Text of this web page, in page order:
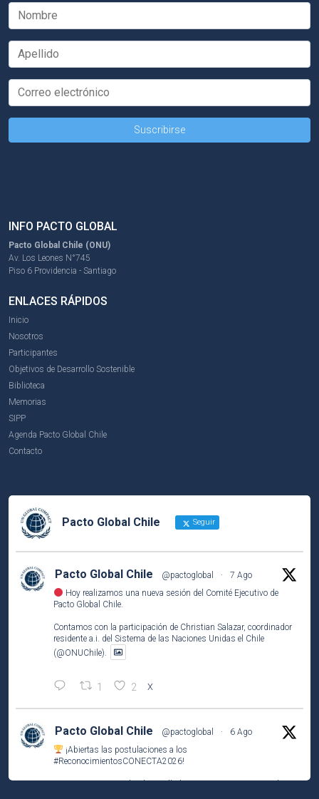
INFO PACTO GLOBAL
Pacto Global Chile (ONU)
Av. Los Leones N°745
Piso 6 Providencia - Santiago
ENLACES RÁPIDOS
Inicio
Nosotros
Participantes
Objetivos de Desarrollo Sostenible
Biblioteca
Memorias
SIPP
Agenda Pacto Global Chile
Contacto
Pacto Global Chile Seguir
Pacto Global Chile @pactoglobal ·
7 Ago
Hoy realizamos una nueva sesión del Comité Ejecutivo de
Pacto Global Chile.
Contamos con la participación de Christian Salazar, coordinador
residente a.i. del Sistema de las Naciones Unidas el Chile
(@ONUChile).
1 2 X
Pacto Global Chile @pactoglobal ·
6 Ago
¡Abiertas las postulaciones a los
#ReconocimientosCONECTA2026!